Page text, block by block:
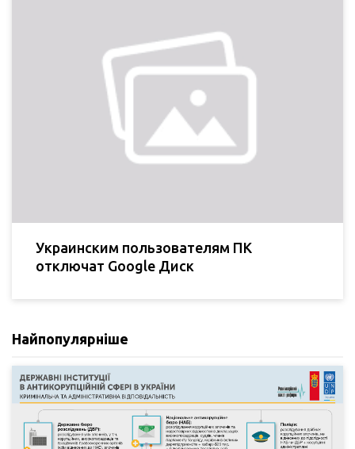
Украинским пользователям ПК
отключат Google Диск
Найпопулярніше